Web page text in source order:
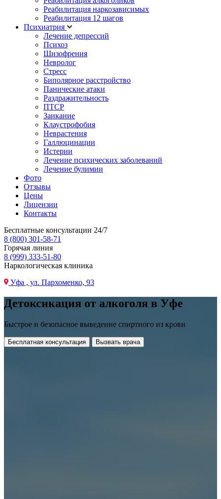
Реабилитация наркозависимых
Реабилитация 12 шагов
Психиатрия
Лечение депрессий
Психоз
Шизофрения
Невролог
Стресс
Биполярное расстройство
Панические атаки
Раздражительность
ПТСР
Заикание
Клаустрофобия
Неврастения
Галлюцинации
Истерии
Лечение психических заболеваний
Лечение булимии
Фото
Отзывы
Цены
Лицензии
Контакты
Бесплатные консультации 24/7
8 (800) 301-58-71
Горячая линия
8 (999) 333-51-80
Наркологическая клиника
Уфа , ул. Пархоменко, 93
Детоксикация от алкоголя в Уфе
Быстрое и безопасное выведение спиртного из крови
Бесплатная консультация Вызвать врача